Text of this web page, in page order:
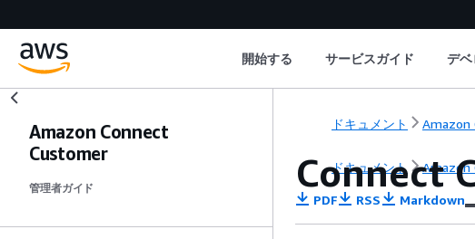
開始する サービスガイド デ
Amazon Connect
Customer
管理者ガイド
ドキュメント Amazon
ドキュメント Amazon
Connect
PDF RSS Markdown